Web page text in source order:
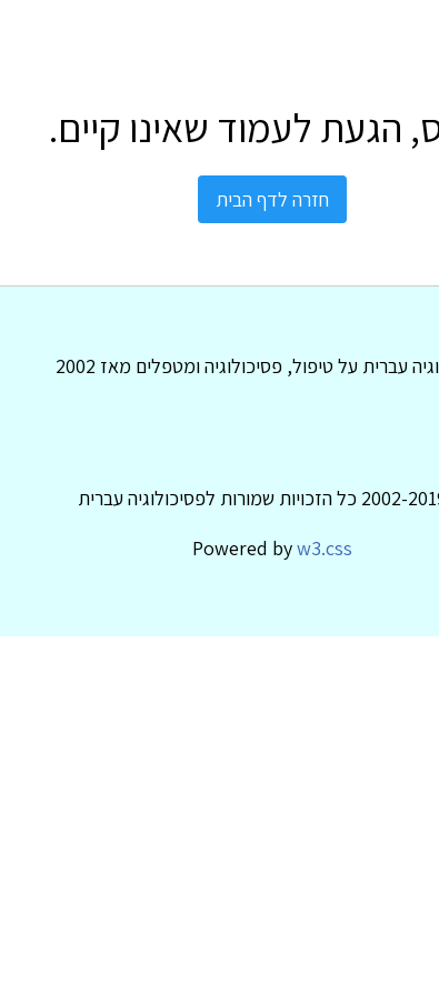
הגעת לעמוד שאינו קיים.
חזרה לדף הבית
עברית על טיפול, פסיכולוגיה ומטפלים מאז 2002
Powered byw3.css